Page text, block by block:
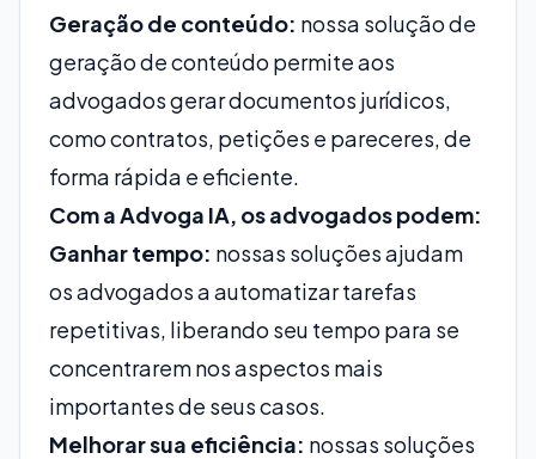
Geração de conteúdo: nossa solução de
geração de conteúdo permite aos
advogados gerar documentos jurídicos,
como contratos, petições e pareceres, de
forma rápida e eficiente.
Com a Advoga IA, os advogados podem:
Ganhar tempo: nossas soluções ajudam
os advogados a automatizar tarefas
repetitivas, liberando seu tempo para se
concentrarem nos aspectos mais
importantes de seus casos.
Melhorar sua eficiência: nossas soluções